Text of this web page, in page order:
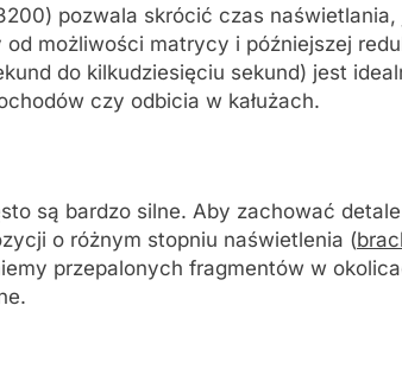
pozwala skrócić czas naświetlania,
możliwości matrycy i późniejszej
do kilkudziesięciu sekund) jest
czy odbicia w kałużach.
są bardzo silne. Aby zachować
o różnym stopniu naświetlenia (
przepalonych fragmentów w